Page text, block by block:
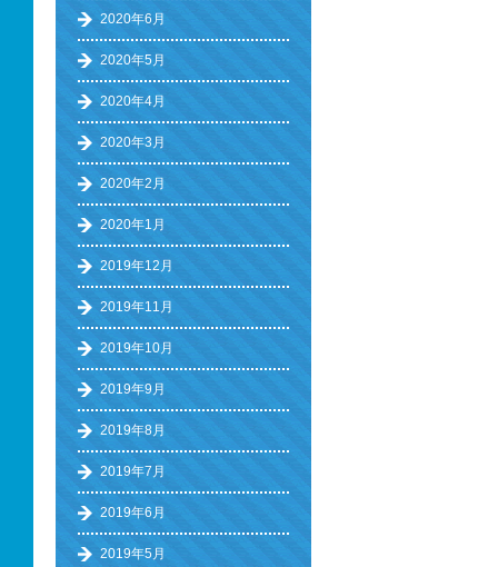
2020年6月
2020年5月
2020年4月
2020年3月
2020年2月
2020年1月
2019年12月
2019年11月
2019年10月
2019年9月
2019年8月
2019年7月
2019年6月
2019年5月